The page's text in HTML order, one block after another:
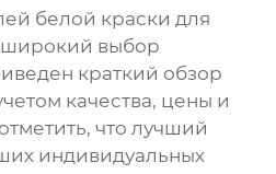
белой краски для
широкий выбор
краткий обзор
качества, цены и
что лучший
индивидуальных